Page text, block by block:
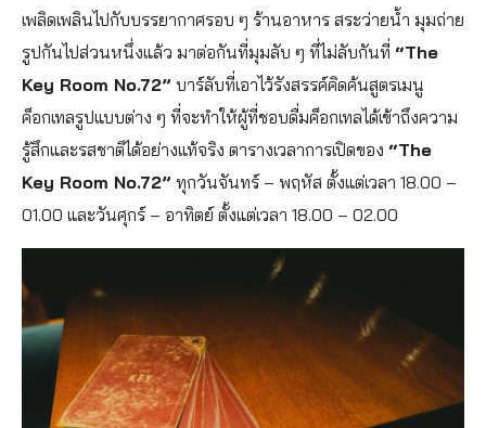
เพลิดเพลินไปกับบรรยากาศรอบ ๆ ร้านอาหาร สระว่ายน้ำ มุมถ่าย
รูปกันไปส่วนหนึ่งแล้ว มาต่อกันที่มุมลับ ๆ ที่ไม่ลับกันที่ “The
Key Room No.72” บาร์ลับที่เอาไว้รังสรรค์คิดค้นสูตรเมนู
ค็อกเทลรูปแบบต่าง ๆ ที่จะทำให้ผู้ที่ชอบดื่มค็อกเทลได้เข้าถึงความ
รู้สึกและรสชาติได้อย่างแท้จริง ตารางเวลาการเปิดของ “The
Key Room No.72” ทุกวันจันทร์ – พฤหัส ตั้งแต่เวลา 18.00 –
01.00 และวันศุกร์ – อาทิตย์ ตั้งแต่เวลา 18.00 – 02.00